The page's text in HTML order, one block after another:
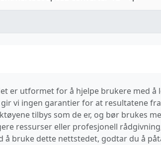
er utformet for å hjelpe brukere med å
vi ingen garantier for at resultatene
tilbys som de er, og bør brukes
ressurser eller profesjonell
å bruke dette nettstedet, godtar du å